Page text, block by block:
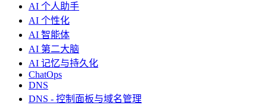
AI 个人助手
AI 个性化
AI 智能体
AI 第二大脑
AI 记忆与持久化
ChatOps
DNS
DNS - 控制面板与域名管理